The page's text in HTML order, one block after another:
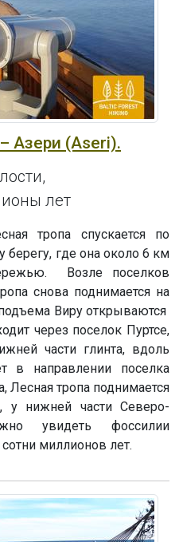
Азери (Aseri).
лет
тропа спускается по
берегу, где она около 6 км
Возле поселков
снова поднимается на
Виру открываются
через поселок Пуртсе,
части глинта, вдоль
в направлении поселка
Лесная тропа поднимается
у нижней части Северо-
увидеть фоссилии
миллионов лет.